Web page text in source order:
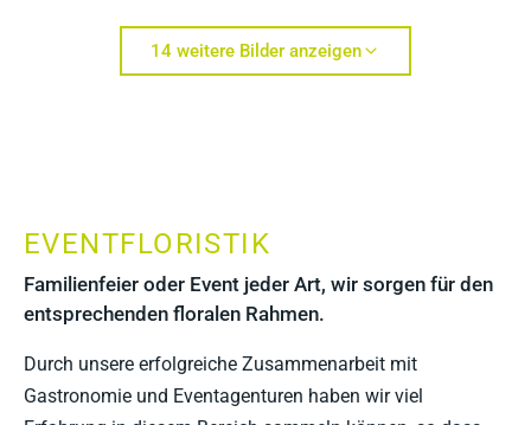
14 weitere Bilder anzeigen
EVENTFLORISTIK
Familienfeier oder Event jeder Art, wir sorgen für den
entsprechenden floralen Rahmen.
Durch unsere erfolgreiche Zusammenarbeit mit
Gastronomie und Eventagenturen haben wir viel